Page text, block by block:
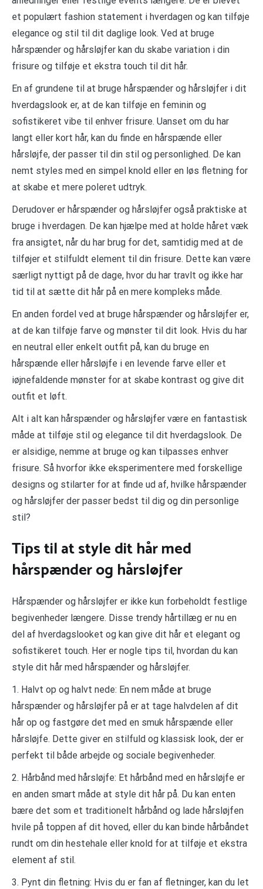
et populært fashion statement i hverdagen og kan tilføje
elegance og stil til dit daglige look. Ved at bruge
hårspænder og hårsløjfer kan du skabe variation i din
frisure og tilføje et ekstra touch til dit hår.
En af grundene til at bruge hårspænder og hårsløjfer i dit
hverdagslook er, at de kan tilføje en feminin og
sofistikeret vibe til enhver frisure. Uanset om du har
langt eller kort hår, kan du finde en hårspænde eller
hårsløjfe, der passer til din stil og personlighed. De kan
nemt styles med en simpel knold eller en løs fletning for
at skabe et mere poleret udtryk.
Derudover er hårspænder og hårsløjfer også praktiske at
bruge i hverdagen. De kan hjælpe med at holde håret væk
fra ansigtet, når du har brug for det, samtidig med at de
tilføjer et stilfuldt element til din frisure. Dette kan være
særligt nyttigt på de dage, hvor du har travlt og ikke har
tid til at sætte dit hår på en mere kompleks måde.
En anden fordel ved at bruge hårspænder og hårsløjfer er,
at de kan tilføje farve og mønster til dit look. Hvis du har
en neutral eller enkelt outfit på, kan du bruge en
hårspænde eller hårsløjfe i en levende farve eller et
iøjnefaldende mønster for at skabe kontrast og give dit
outfit et løft.
Alt i alt kan hårspænder og hårsløjfer være en fantastisk
måde at tilføje stil og elegance til dit hverdagslook. De
er alsidige, nemme at bruge og kan tilpasses enhver
frisure. Så hvorfor ikke eksperimentere med forskellige
designs og stilarter for at finde ud af, hvilke hårspænder
og hårsløjfer der passer bedst til dig og din personlige
stil?
Tips til at style dit hår med
hårspænder og hårsløjfer
Hårspænder og hårsløjfer er ikke kun forbeholdt festlige
begivenheder længere. Disse trendy hårtillæg er nu en
del af hverdagslooket og kan give dit hår et elegant og
sofistikeret touch. Her er nogle tips til, hvordan du kan
style dit hår med hårspænder og hårsløjfer.
1. Halvt op og halvt nede: En nem måde at bruge
hårspænder og hårsløjfer på er at tage halvdelen af dit
hår op og fastgøre det med en smuk hårspænde eller
hårsløjfe. Dette giver en stilfuld og klassisk look, der er
perfekt til både arbejde og sociale begivenheder.
2. Hårbånd med hårsløjfe: Et hårbånd med en hårsløjfe er
en anden smart måde at style dit hår på. Du kan enten
bære det som et traditionelt hårbånd og lade hårsløjfen
hvile på toppen af dit hoved, eller du kan binde hårbåndet
rundt om din hestehale eller knold for at tilføje et ekstra
element af stil.
3. Pynt din fletning: Hvis du er fan af fletninger, kan du let